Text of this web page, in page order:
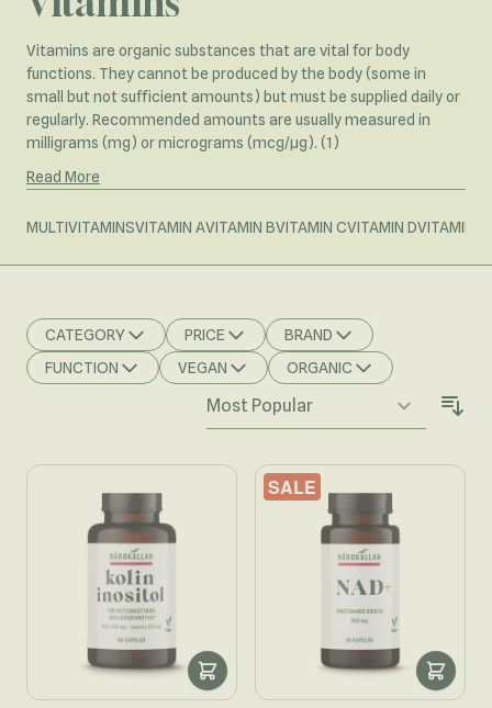
Vitamins are organic substances that are vital for body
functions. They cannot be produced by the body (some in
small but not sufficient amounts) but must be supplied daily or
regularly. Recommended amounts are usually measured in
milligrams (mg) or micrograms (mcg/µg). (1)
Read More
MULTIVITAMINSVITAMIN AVITAMIN BVITAMIN CVITAMIN DVITAMIN E
CATEGORY
FILTER
PRICE
FILTER
BRAND
FILTER
FUNCTION
FILTER
VEGAN
FILTER
ORGANIC
FILTER
SALE